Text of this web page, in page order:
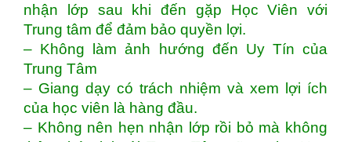
nhận lớp sau khi đến gặp Học Viên với
Trung tâm để đảm bảo quyền lợi.
– Không làm ảnh hướng đến Uy Tín của
Trung Tâm
– Giang dạy có trách nhiệm và xem lợi ích
của học viên là hàng đầu.
– Không nên hẹn nhận lớp rồi bỏ mà không